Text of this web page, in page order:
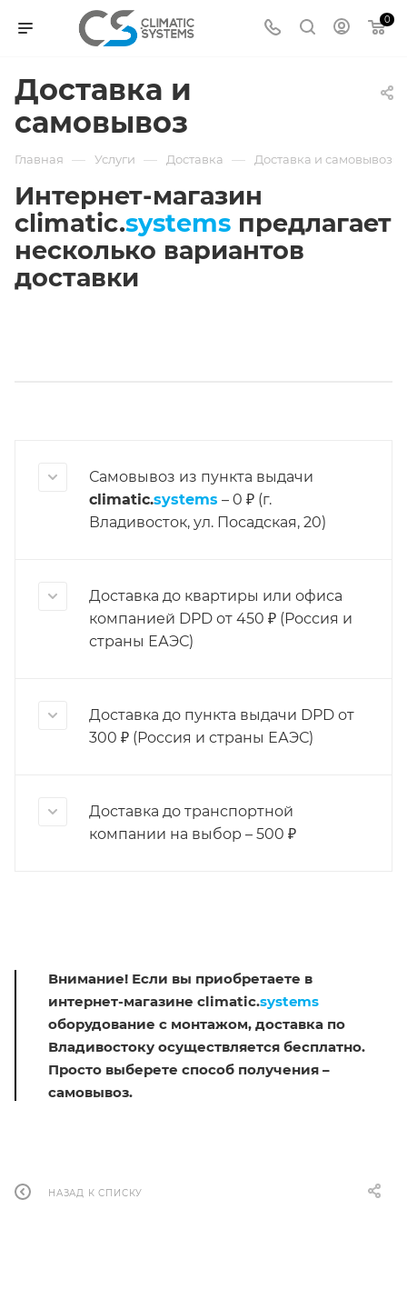
0
Доставка и
самовывоз
Главная — Услуги — Доставка — Доставка и самовывоз
Интернет-магазин
climatic.systems предлагает
несколько вариантов
доставки
Самовывоз из пункта выдачи
climatic.systems – 0 ₽ (г.
Владивосток, ул. Посадская, 20)
Доставка до квартиры или офиса
компанией DPD от 450 ₽ (Россия и
страны ЕАЭС)
Доставка до пункта выдачи DPD от
300 ₽ (Россия и страны ЕАЭС)
Доставка до транспортной
компании на выбор – 500 ₽
Внимание! Если вы приобретаете в
интернет-магазине climatic.systems
оборудование с монтажом, доставка по
Владивостоку осуществляется бесплатно.
Просто выберете способ получения –
самовывоз.
НАЗАД К СПИСКУ